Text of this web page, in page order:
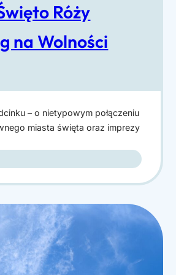
Róży
na Wolności
– o nietypowym połączeniu
miasta święta oraz imprezy